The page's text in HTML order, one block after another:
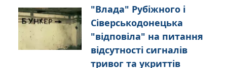
"Влада" Рубіжного і
Сіверськодонецька
"відповіла" на питання
відсутності сигналів
тривог та укриттів